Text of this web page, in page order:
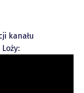
kanału